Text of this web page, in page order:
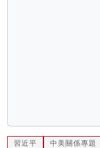
習近平 中美關係專題